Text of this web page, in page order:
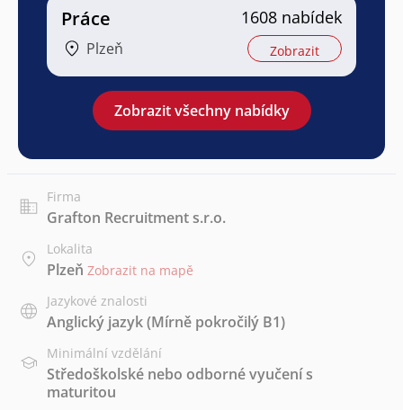
Práce
Plzeň
1608 nabídek
Zobrazit
Zobrazit všechny nabídky
Firma
Grafton Recruitment s.r.o.
Lokalita
Plzeň Zobrazit na mapě
Jazykové znalosti
Anglický jazyk(Mírně pokročilý B1)
Minimální vzdělání
Středoškolské nebo odborné vyučení s
maturitou